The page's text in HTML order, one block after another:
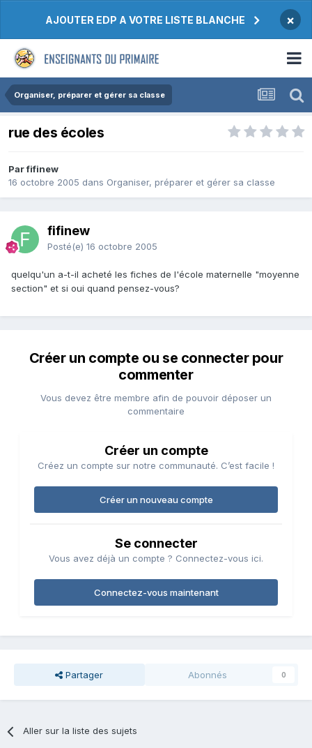
AJOUTER EDP A VOTRE LISTE BLANCHE ×
Organiser, préparer et gérer sa classe
rue des écoles
Par fifinew
16 octobre 2005 dans Organiser, préparer et gérer sa classe
fifinew
Posté(e) 16 octobre 2005
quelqu'un a-t-il acheté les fiches de l'école maternelle "moyenne
section" et si oui quand pensez-vous?
Créer un compte ou se connecter pour
commenter
Vous devez être membre afin de pouvoir déposer un
commentaire
Créer un compte
Créez un compte sur notre communauté. C’est facile !
Créer un nouveau compte
Se connecter
Vous avez déjà un compte ? Connectez-vous ici.
Connectez-vous maintenant
Partager Abonnés 0
Aller sur la liste des sujets